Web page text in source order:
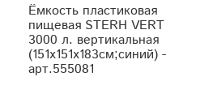
Ёмкость пластиковая
пищевая STERH VERT
3000 л. вертикальная
(151x151x183см;синий) -
арт.555081